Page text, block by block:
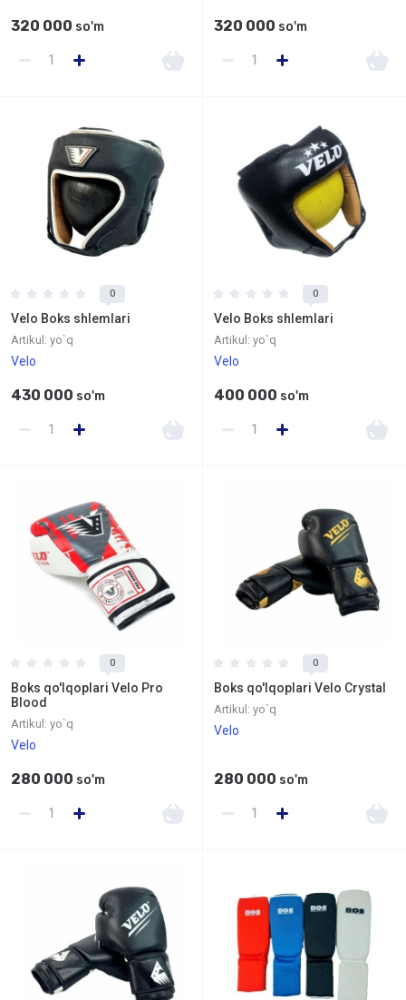
320 000 so'm 320 000 so'm
0
Velo Boks shlemlari
Artikul: yo`q
Velo
430 000 so'm
0
Velo Boks shlemlari
Artikul: yo`q
Velo
400 000 so'm
0
Boks qo'lqoplari Velo Pro
Blood
Artikul: yo`q
Velo
280 000 so'm
0
Boks qo'lqoplari Velo Crystal
Artikul: yo`q
Velo
280 000 so'm